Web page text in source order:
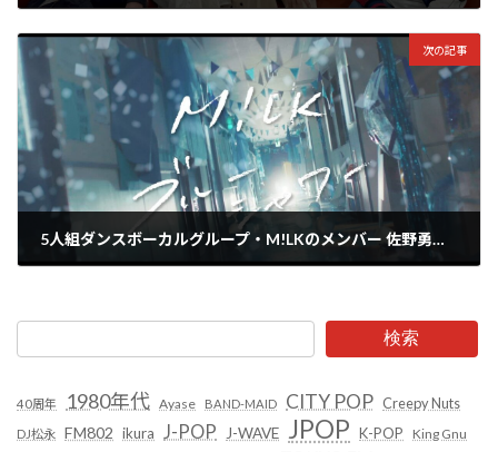
次の記事
5人組ダンスボーカルグループ・M!LKのメンバー 佐野勇斗出演『シーブリーズ』のCM曲『ブルーシャー』が配信リリース！予告MVも公開中
検索
40周年 1980年代 Ayase BAND-MAID CITY POP Creepy Nuts
DJ松永 FM802 ikura J-POP J-WAVE JPOP K-POP
King Gnu